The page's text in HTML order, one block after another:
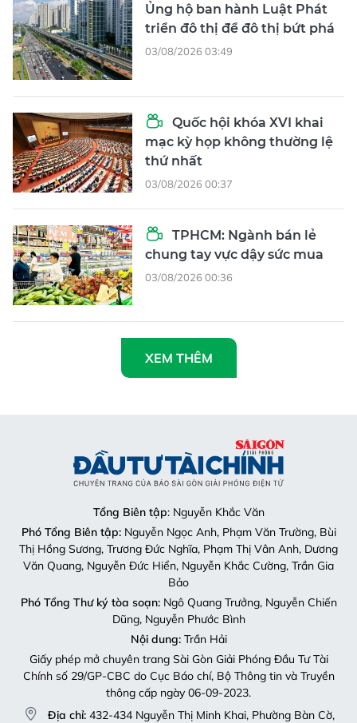
Ủng hộ ban hành Luật Phát
triển đô thị để đô thị bứt phá
03/08/2026 03:49
Quốc hội khóa XVI khai
mạc kỳ họp không thường lệ
thứ nhất
03/08/2026 00:37
TPHCM: Ngành bán lẻ
chung tay vực dậy sức mua
03/08/2026 00:36
XEM THÊM
Tổng Biên tập: Nguyễn Khắc Văn
Phó Tổng Biên tập:Nguyễn Ngọc Anh, Phạm Văn Trường, Bùi
Thị Hồng Sương, Trương Đức Nghĩa, Phạm Thị Vân Anh, Dương
Văn Quang, Nguyễn Đức Hiển, Nguyễn Khắc Cường, Trần Gia
Bảo
Phó Tổng Thư ký tòa soạn:Ngô Quang Trưởng, Nguyễn Chiến
Dũng, Nguyễn Phước Bình
Nội dung:Trần Hải
Giấy phép mở chuyên trang Sài Gòn Giải Phóng Đầu Tư Tài
Chính số 29/GP-CBC do Cục Báo chí, Bộ Thông tin và Truyền
thông cấp ngày 06-09-2023.
Địa chỉ: 432-434 Nguyễn Thị Minh Khai, Phường Bàn Cờ,